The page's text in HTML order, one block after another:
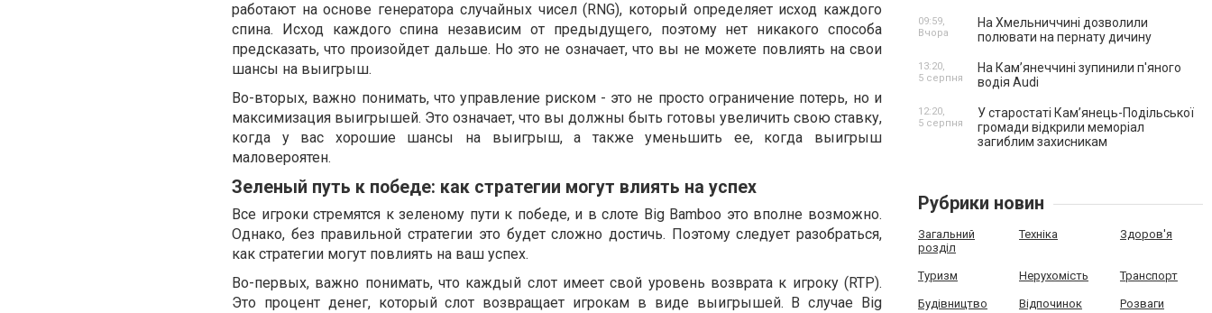
работают на основе генератора случайных чисел (RNG), который определяет исход каждого
спина. Исход каждого спина независим от предыдущего, поэтому нет никакого способа
предсказать, что произойдет дальше. Но это не означает, что вы не можете повлиять на свои
шансы на выигрыш.
Во-вторых, важно понимать, что управление риском - это не просто ограничение потерь, но и
максимизация выигрышей. Это означает, что вы должны быть готовы увеличить свою ставку,
когда у вас хорошие шансы на выигрыш, а также уменьшить ее, когда выигрыш
маловероятен.
Зеленый путь к победе: как стратегии могут влиять на успех
Все игроки стремятся к зеленому пути к победе, и в слоте Big Bamboo это вполне возможно.
Однако, без правильной стратегии это будет сложно достичь. Поэтому следует разобраться,
как стратегии могут повлиять на ваш успех.
Во-первых, важно понимать, что каждый слот имеет свой уровень возврата к игроку (RTP).
Это процент денег, который слот возвращает игрокам в виде выигрышей. В случае Big
На Хмельниччині дозволили
полювати на пернату дичину
09:59,
Вчора
На Камʼянеччині зупинили п'яного
водія Audi
13:20,
5 серпня
У старостаті Кам’янець-Подільської
громади відкрили меморіал
загиблим захисникам
12:20,
5 серпня
Рубрики новин
Загальний
розділ
Техніка Здоров'я
Туризм Нерухомість Транспорт
Будівництво Відпочинок Розваги